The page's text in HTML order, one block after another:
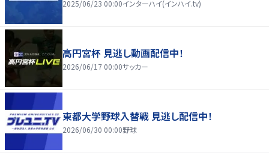
2025/06/23 00:00インターハイ(インハイ.tv)
高円宮杯 見逃し動画配信中！
2026/06/17 00:00サッカー
東都大学野球入替戦 見逃し配信中！
2026/06/30 00:00野球